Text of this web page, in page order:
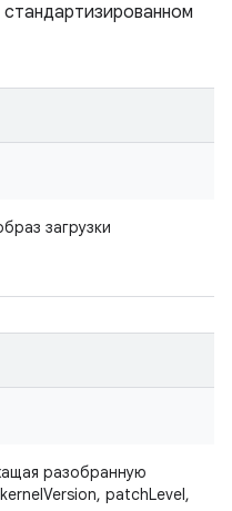
стандартизированном
загрузки
разобранную
patchLevel,